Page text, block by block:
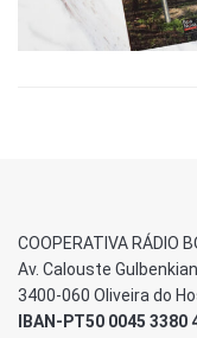
COOPERATIVA RÁDIO
Av. Calouste
3400-060 Oliveira do
IBAN-PT50 0045 3380